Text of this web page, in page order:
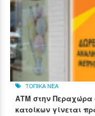
ΤΟΠΙΚΑ ΝΕΑ
ΑΤΜ στην Περαχώρα
κατοίκων γίνεται